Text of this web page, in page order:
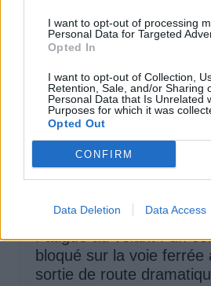
I want to opt-out of processing
Personal Data for Targeted
Opted In
I want to opt-out of Collection,
Retention, Sale, and/or Sharing
Personal Data that Is Unrelated
Purposes for which it was
Opted Out
CONFIRM
Data Deletion Data Access
Sécurité Automobile
Fatigue au volant : un
bloqué sur la voie ferrée
sortie de route